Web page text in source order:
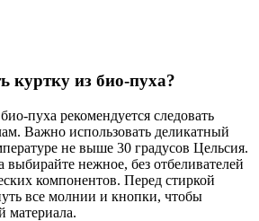
куртку из био-пуха?
пуха рекомендуется следовать
Важно использовать деликатный
не выше 30 градусов Цельсия.
нежное, без отбеливателей
компонентов. Перед стиркой
все молнии и кнопки, чтобы
материала.